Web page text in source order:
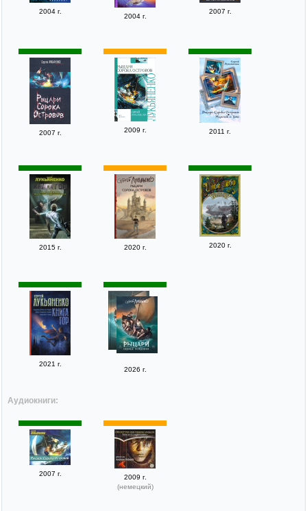
2004 г.
2004 г.
2007 г.
2007 г. 2009 г. 2011 г.
2015 г. 2020 г. 2020 г.
2021 г.
2026 г.
Аудиокниги:
2007 г.
2009 г.
(немецкий)